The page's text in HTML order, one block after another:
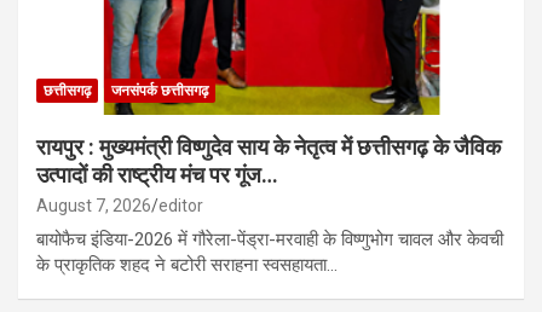
छत्तीसगढ़ जनसंपर्क छत्तीसगढ़
रायपुर : मुख्यमंत्री विष्णुदेव साय के नेतृत्व में छत्तीसगढ़ के जैविक
उत्पादों की राष्ट्रीय मंच पर गूंज…
August 7, 2026 editor
बायोफैच इंडिया-2026 में गौरेला-पेंड्रा-मरवाही के विष्णुभोग चावल और केवची
के प्राकृतिक शहद ने बटोरी सराहना स्वसहायता…